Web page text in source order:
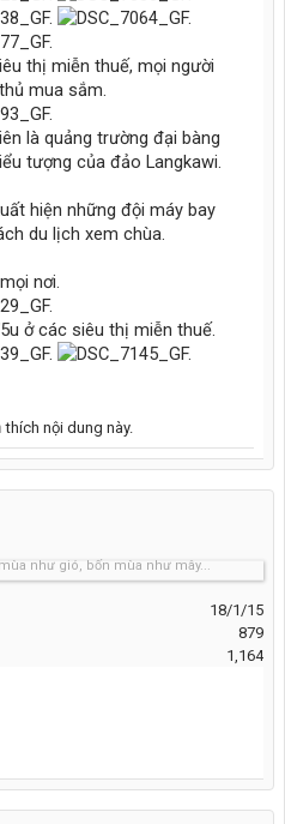
thị miễn thuế, mọi người
mua sắm.
là quảng trường đại bàng
tượng của đảo Langkawi.
hiện những đội máy bay
du lịch xem chùa.
nơi.
ở các siêu thị miễn thuế.
thích nội dung này.
như gió, bốn mùa như mây...
18/1/15
879
1,164